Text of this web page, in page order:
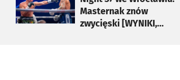
Masternak znów
zwycięski [WYNIKI,